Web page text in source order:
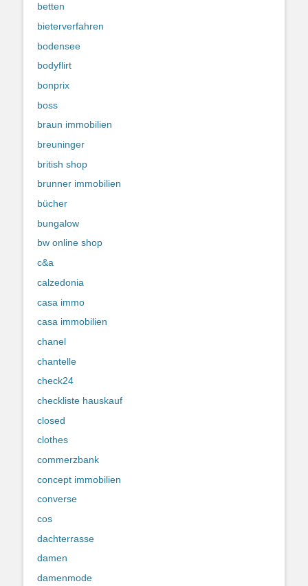
betten
bieterverfahren
bodensee
bodyflirt
bonprix
boss
braun immobilien
breuninger
british shop
brunner immobilien
bücher
bungalow
bw online shop
c&a
calzedonia
casa immo
casa immobilien
chanel
chantelle
check24
checkliste hauskauf
closed
clothes
commerzbank
concept immobilien
converse
cos
dachterrasse
damen
damenmode